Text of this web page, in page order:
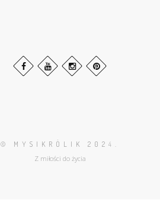
© MYSIKRÓLIK 202 4.
Z miłości do życia